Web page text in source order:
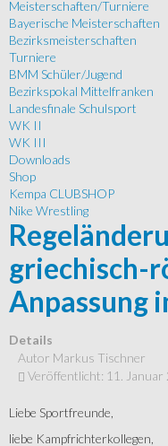
Meisterschaften/Turniere
Bayerische Meisterschaften
Bezirksmeisterschaften
Turniere
BMM Schüler/Jugend
Bezirkspokal Mittelfranken
Landesfinale Schulsport
WK II
WK III
Downloads
Shop
Kempa CLUBSHOP
Nike Wrestling
griechisch-
Anpassung
Details
Autor Markus Tischner
Veröffentlicht: 11. Januar
Liebe Sportfreunde,
liebe Kampfrichterkollegen,